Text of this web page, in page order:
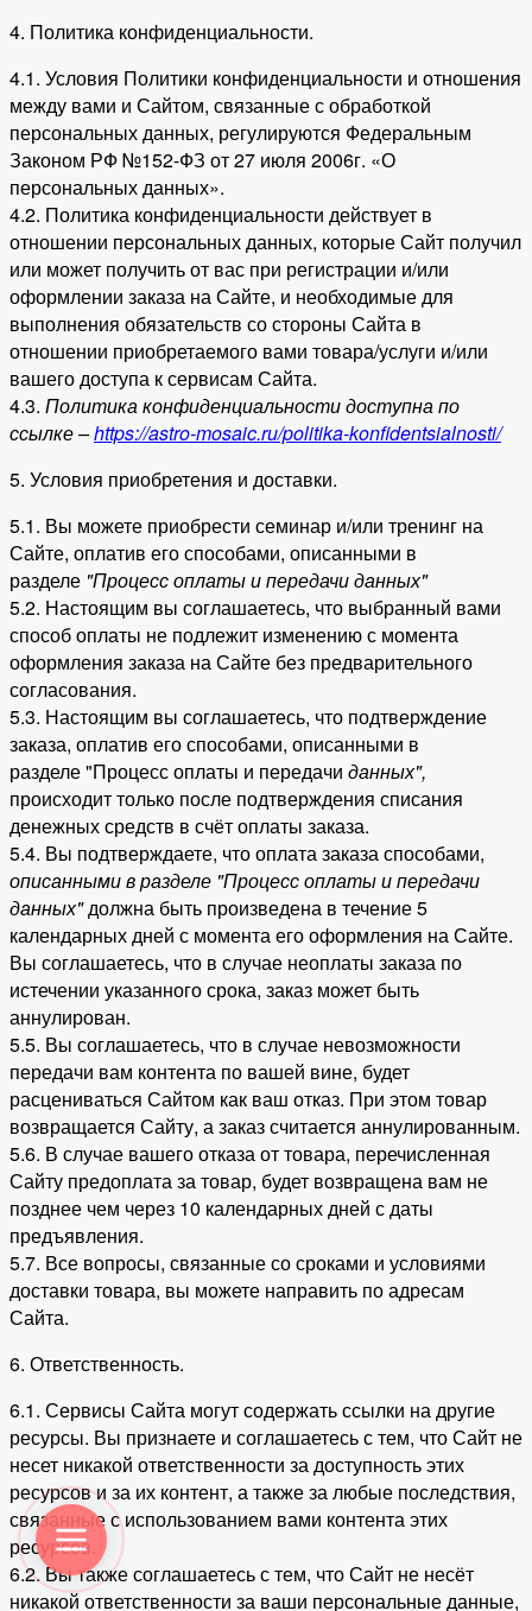
4. Политика конфиденциальности.
4.1. Условия Политики конфиденциальности и отношения
между вами и Сайтом, связанные с обработкой
персональных данных, регулируются Федеральным
Законом РФ №152-ФЗ от 27 июля 2006г. «О
персональных данных».
4.2. Политика конфиденциальности действует в
отношении персональных данных, которые Сайт получил
или может получить от вас при регистрации и/или
оформлении заказа на Сайте, и необходимые для
выполнения обязательств со стороны Сайта в
отношении приобретаемого вами товара/услуги и/или
вашего доступа к сервисам Сайта.
4.3. Политика конфиденциальности доступна по
ссылке –https://astro-mosaic.ru/politika-konfidentsialnosti/
5. Условия приобретения и доставки.
5.1. Вы можете приобрести семинар и/или тренинг на
Сайте, оплатив его способами, описанными в
разделе "Процесс оплаты и передачи данных"
5.2. Настоящим вы соглашаетесь, что выбранный вами
способ оплаты не подлежит изменению с момента
оформления заказа на Сайте без предварительного
согласования.
5.3. Настоящим вы соглашаетесь, что подтверждение
заказа, оплатив его способами, описанными в
разделе "Процесс оплаты и передачи данных",
происходит только после подтверждения списания
денежных средств в счёт оплаты заказа.
5.4. Вы подтверждаете, что оплата заказа способами,
описанными в разделе "Процесс оплаты и передачи
данных"должна быть произведена в течение 5
календарных дней с момента его оформления на Сайте.
Вы соглашаетесь, что в случае неоплаты заказа по
истечении указанного срока, заказ может быть
аннулирован.
5.5. Вы соглашаетесь, что в случае невозможности
передачи вам контента по вашей вине, будет
расцениваться Сайтом как ваш отказ. При этом товар
возвращается Сайту, а заказ считается аннулированным.
5.6. В случае вашего отказа от товара, перечисленная
Сайту предоплата за товар, будет возвращена вам не
позднее чем через 10 календарных дней с даты
предъявления.
5.7. Все вопросы, связанные со сроками и условиями
доставки товара, вы можете направить по адресам
Сайта.
6. Ответственность.
6.1. Сервисы Сайта могут содержать ссылки на другие
ресурсы. Вы признаете и соглашаетесь с тем, что Сайт не
несет никакой ответственности за доступность этих
ресурсов и за их контент, а также за любые последствия,
связанные с использованием вами контента этих
ресурсов.
6.2. Вы также соглашаетесь с тем, что Сайт не несёт
никакой ответственности за ваши персональные данные,